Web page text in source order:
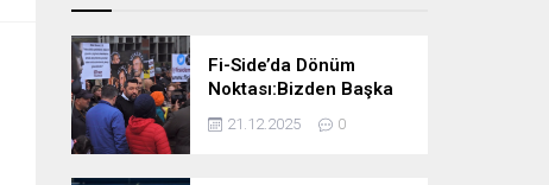
Fi-Side’da Dönüm
Noktası:Bizden Başka
Çare Yok, Kendi
Göbeğimizi Kendimiz
21.12.2025 0